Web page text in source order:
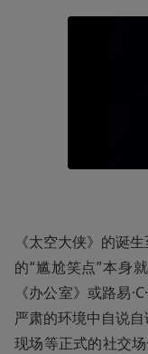
《太空大侠》的诞
的“尴尬笑点”本身
《办公室》或路易
严肃的环境中自说
现场等正式的社交